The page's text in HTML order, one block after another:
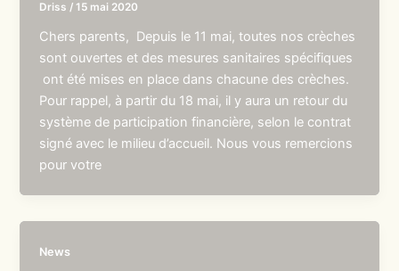
Driss /15 mai 2020
Chers parents, Depuis le 11 mai, toutes nos crèches
sont ouvertes et des mesures sanitaires spécifiques
ont été mises en place dans chacune des crèches.
Pour rappel, à partir du 18 mai, il y aura un retour du
système de participation financière, selon le contrat
signé avec le milieu d’accueil. Nous vous remercions
pour votre
News